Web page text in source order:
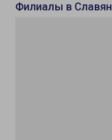
Филиалы в